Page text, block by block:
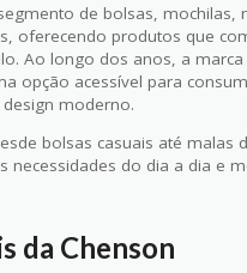
de bolsas, mochilas,
oferecendo produtos que
Ao longo dos anos, a marca
opção acessível para
moderno.
bolsas casuais até malas
necessidades do dia a dia e
da Chenson